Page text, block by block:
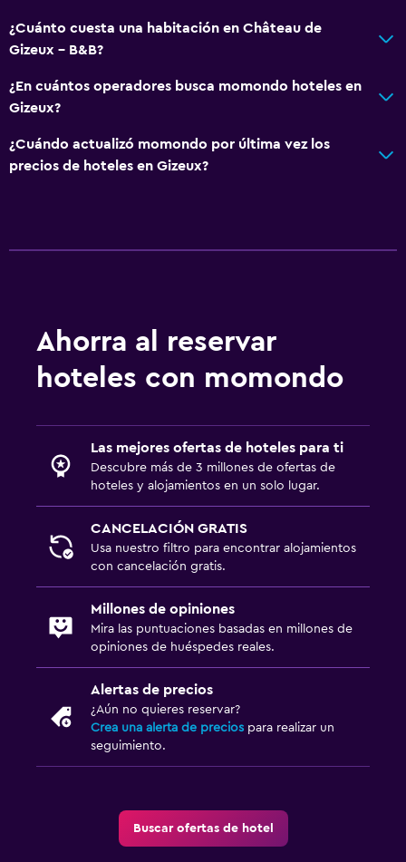
Habitaciones insonorizadas
Piso de mosaico/mármol
Servicios básicos
Internet
Wifi gratis
Ropa de cama
Gel de ducha
Inodoro con cisterna alta
Bañera al aire libre
Baño adicional
Baño pequeño adicional
¿Cuánto cuesta una habitación en Château de
Gizeux - B&B?
¿En cuántos operadores busca momondo hoteles en
Gizeux?
¿Cuándo actualizó momondo por última vez los
precios de hoteles en Gizeux?
Ahorra al reservar
hoteles con momondo
Las mejores ofertas de hoteles para ti
Descubre más de 3 millones de ofertas de
hoteles y alojamientos en un solo lugar.
CANCELACIÓN GRATIS
Usa nuestro filtro para encontrar alojamientos
con cancelación gratis.
Millones de opiniones
Mira las puntuaciones basadas en millones de
opiniones de huéspedes reales.
Alertas de precios
¿Aún no quieres reservar?
Crea una alerta de precios para realizar un
seguimiento.
Buscar ofertas de hotel